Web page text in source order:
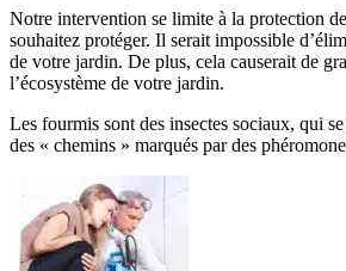
Notre intervention se limite à la protection
souhaitez protéger. Il serait impossible
de votre jardin. De plus, cela causerait de
l’écosystème de votre jardin.
Les fourmis sont des insectes sociaux, qui
des « chemins » marqués par des